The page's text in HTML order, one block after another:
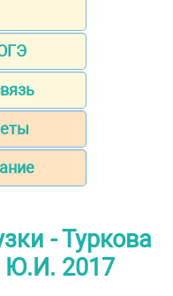
- Туркова
Ю.И. 2017